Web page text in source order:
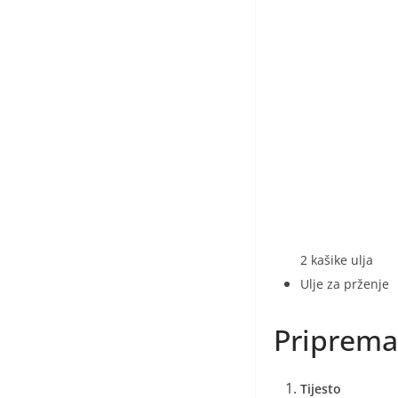
2 kašike ulja
Ulje za prženje
Tijesto